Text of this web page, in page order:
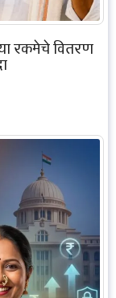
रकमेचे वितरण